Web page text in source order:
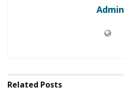
Admin
Related Posts